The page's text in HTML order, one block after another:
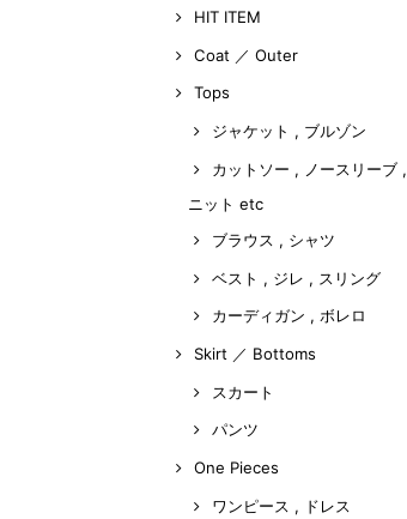
HIT ITEM
Coat ／ Outer
Tops
ジャケット , ブルゾン
カットソー , ノースリーブ ,
ニット etc
ブラウス , シャツ
ベスト , ジレ , スリング
カーディガン , ボレロ
Skirt ／ Bottoms
スカート
パンツ
One Pieces
ワンピース , ドレス